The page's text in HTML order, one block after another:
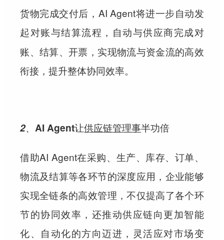
货物完成交付后，AI Agent将进一步自动发
起对账与结算流程，自动与供应商完成对
账、结算、开票，实现物流与资金流的高效
衔接，提升整体协同效率。
2、AI Agent让供应链管理事半功倍
借助AI Agent在采购、生产、库存、订单、
物流及结算等各环节的深度应用，企业能够
实现全链条的高效管理，不仅提高了各个环
节的协同效率，还推动供应链向更加智能
化、自动化的方向迈进，灵活应对市场变